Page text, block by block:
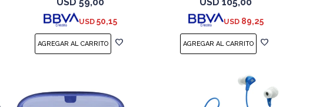
USD 50,15 USD 89,25